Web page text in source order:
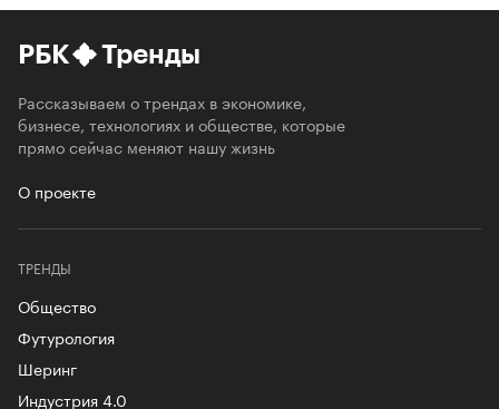
РБК Тренды
Рассказываем о трендах в экономике,
бизнесе, технологиях и обществе, которые
прямо сейчас меняют нашу жизнь
О проекте
ТРЕНДЫ
Общество
Футурология
Шеринг
Индустрия 4.0